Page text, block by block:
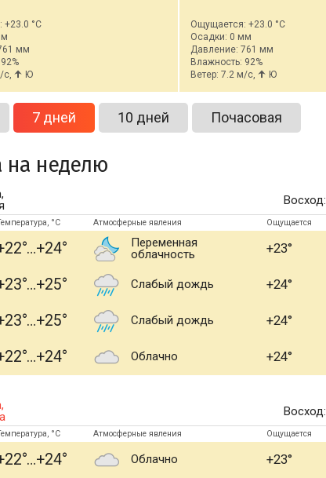
°C
мм
с,
Ю
Ощущается: +23.0 °C
Осадки: 0 мм
Давление: 761 мм
Влажность: 92%
Ветер: 7.2 м/с,
Ю
7 дней 10 дней Почасовая
на неделю
Восход:
°C Атмосферные явления Ощущается
+24
Переменная
облачность
+23
+25 Слабый дождь +24
+25 Слабый дождь +24
+24 Облачно +24
Восход:
°C Атмосферные явления Ощущается
+24 Облачно +23